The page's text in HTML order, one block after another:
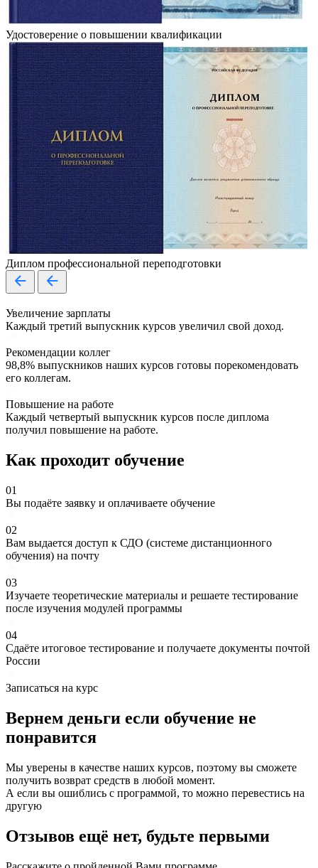
Удостоверение о повышении квалификации
Диплом профессиональной переподготовки
Увеличение зарплаты
Каждый третий выпускник курсов увеличил свой доход.
Рекомендации коллег
98,8% выпускников наших курсов готовы порекомендовать
его коллегам.
Повышение на работе
Каждый четвертый выпускник курсов после диплома
получил повышение на работе.
Как проходит обучение
01
Вы подаёте заявку и оплачиваете обучение
02
Вам выдается доступ к СДО (системе дистанционного
обучения) на почту
03
Изучаете теоретические материалы и решаете тестирование
после изучения модулей программы
04
Сдаёте итоговое тестирование и получаете документы почтой
России
Записаться на курс
Вернем деньги если обучение не
понравится
Мы уверены в качестве наших курсов, поэтому вы сможете
получить возврат средств в любой момент.
А если вы ошиблись с программой, то можно перевестись на
другую
Отзывов ещё нет, будьте первыми